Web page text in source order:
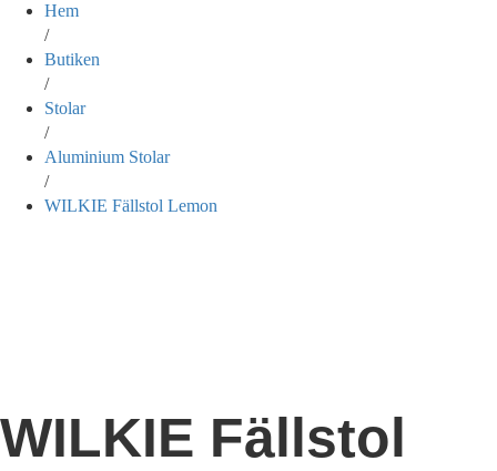
Hem
/
Butiken
/
Stolar
/
Aluminium Stolar
/
WILKIE Fällstol Lemon
WILKIE Fällstol